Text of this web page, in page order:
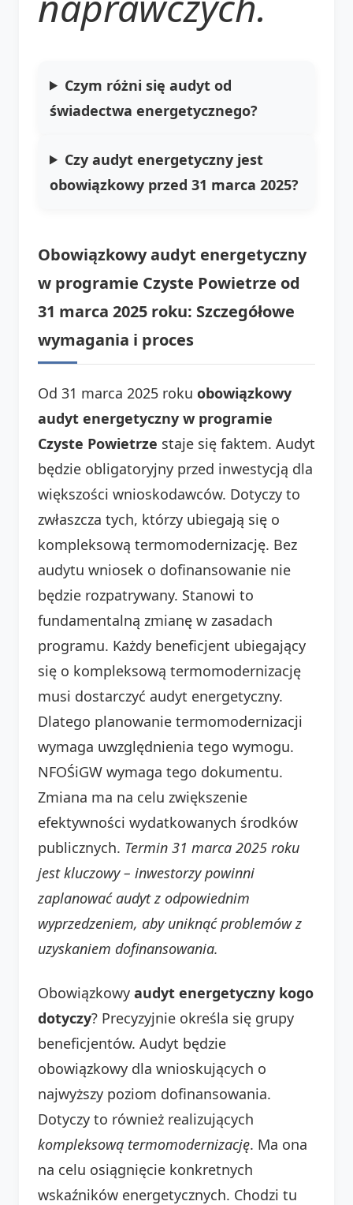
Czym różni się audyt od
świadectwa energetycznego?
Czy audyt energetyczny jest
obowiązkowy przed 31 marca 2025?
Obowiązkowy audyt energetyczny
w programie Czyste Powietrze od
31 marca 2025 roku: Szczegółowe
wymagania i proces
Od 31 marca 2025 roku obowiązkowy
audyt energetyczny w programie
Czyste Powietrze staje się faktem. Audyt
będzie obligatoryjny przed inwestycją dla
większości wnioskodawców. Dotyczy to
zwłaszcza tych, którzy ubiegają się o
kompleksową termomodernizację. Bez
audytu wniosek o dofinansowanie nie
będzie rozpatrywany. Stanowi to
fundamentalną zmianę w zasadach
programu. Każdy beneficjent ubiegający
się o kompleksową termomodernizację
musi dostarczyć audyt energetyczny.
Dlatego planowanie termomodernizacji
wymaga uwzględnienia tego wymogu.
NFOŚiGW wymaga tego dokumentu.
Zmiana ma na celu zwiększenie
efektywności wydatkowanych środków
publicznych. Termin 31 marca 2025 roku
jest kluczowy – inwestorzy powinni
zaplanować audyt z odpowiednim
wyprzedzeniem, aby uniknąć problemów z
uzyskaniem dofinansowania.
Obowiązkowy audyt energetyczny kogo
dotyczy? Precyzyjnie określa się grupy
beneficjentów. Audyt będzie
obowiązkowy dla wnioskujących o
najwyższy poziom dofinansowania.
Dotyczy to również realizujących
kompleksową termomodernizację. Ma ona
na celu osiągnięcie konkretnych
wskaźników energetycznych. Chodzi tu